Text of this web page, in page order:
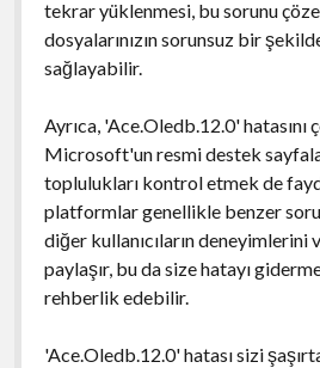
tekrar yüklenmesi, bu sorunu
dosyalarınızın sorunsuz bir
sağlayabilir.
Ayrıca, 'Ace.Oledb.12.0' hatasını
Microsoft'un resmi destek
toplulukları kontrol etmek de
platformlar genellikle benzer
diğer kullanıcıların deneyimlerini
paylaşır, bu da size hatayı
rehberlik edebilir.
'Ace.Oledb.12.0' hatası sizi